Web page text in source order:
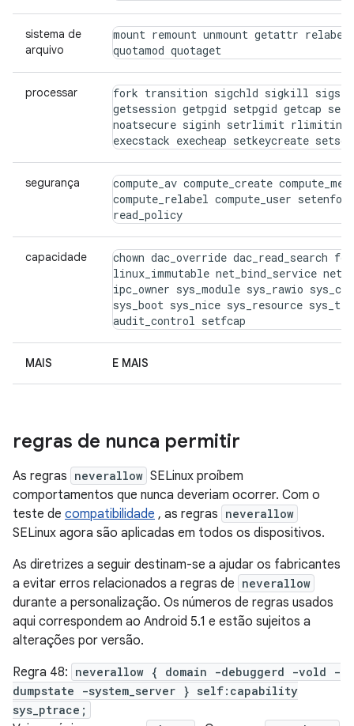
sistema de
arquivo
mount remount unmount getattr
quotamod quotaget
processar
fork transition sigchld sigkill
getsession getpgid setpgid getcap
noatsecure siginh setrlimit rlimitinh
execstack execheap setkeycreate
segurança
compute_av compute_create
compute_relabel compute_user
read_policy
capacidade
chown dac_override
linux_immutable net_bind_service
ipc_owner sys_module sys_rawio
sys_boot sys_nice sys_resource
audit_control setfcap
MAIS E MAIS
regras de nunca permitir
As regras neverallow SELinux proíbem
comportamentos que nunca deveriam ocorrer. Com o
teste de compatibilidade , as regras neverallow
SELinux agora são aplicadas em todos os dispositivos.
As diretrizes a seguir destinam-se a ajudar os fabricantes
a evitar erros relacionados a regras de neverallow
durante a personalização. Os números de regras usados ​​
aqui correspondem ao Android 5.1 e estão sujeitos a
alterações por versão.
Regra 48: neverallow { domain -debuggerd -vold -
dumpstate -system_server } self:capability
sys_ptrace;